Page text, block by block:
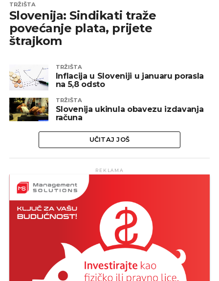
TRŽIŠTA
Slovenija: Sindikati traže
povećanje plata, prijete
štrajkom
TRŽIŠTA
Inflacija u Sloveniji u januaru porasla
na 5,8 odsto
TRŽIŠTA
Slovenija ukinula obavezu izdavanja
računa
UČITAJ JOŠ
REKLAMA